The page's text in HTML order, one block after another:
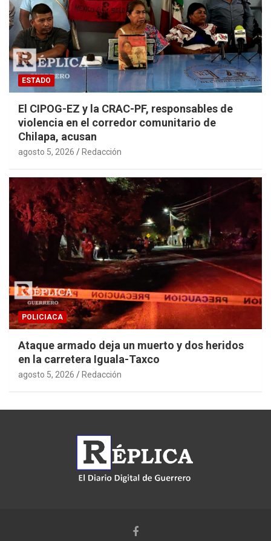
ESTADO
El CIPOG-EZ y la CRAC-PF, responsables de
violencia en el corredor comunitario de
Chilapa, acusan
agosto 5, 2026 Redacción
POLICIACA
Ataque armado deja un muerto y dos heridos
en la carretera Iguala-Taxco
agosto 5, 2026 Redacción